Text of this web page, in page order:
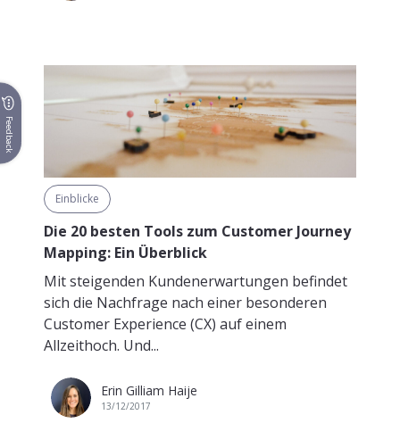
Einblicke
Die 20 besten Tools zum Customer Journey
Mapping: Ein Überblick
Mit steigenden Kundenerwartungen befindet
sich die Nachfrage nach einer besonderen
Customer Experience (CX) auf einem
Allzeithoch. Und...
Erin Gilliam Haije
13/12/2017
Feedback